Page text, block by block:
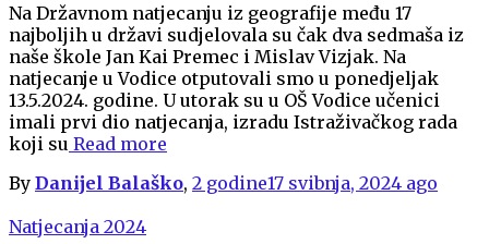
Na Državnom natjecanju iz geografije među 17
najboljih u državi sudjelovala su čak dva sedmaša iz
naše škole Jan Kai Premec i Mislav Vizjak. Na
natjecanje u Vodice otputovali smo u ponedjeljak
13.5.2024. godine. U utorak su u OŠ Vodice učenici
imali prvi dio natjecanja, izradu Istraživačkog rada
koji su Read more
By Danijel Balaško, 2 godine17 svibnja, 2024 ago
Natjecanja 2024